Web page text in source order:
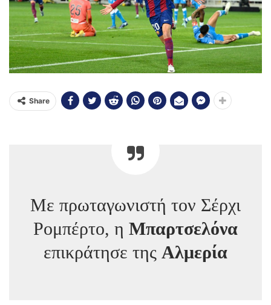
Share
Με πρωταγωνιστή τον Σέρχι
Ρομπέρτο, η Μπαρτσελόνα
επικράτησε της Αλμερία